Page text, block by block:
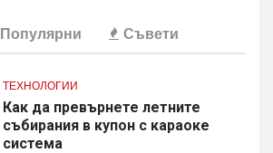
Популярни Съвети
ТЕХНОЛОГИИ
Как да превърнете летните
събирания в купон с караоке
система